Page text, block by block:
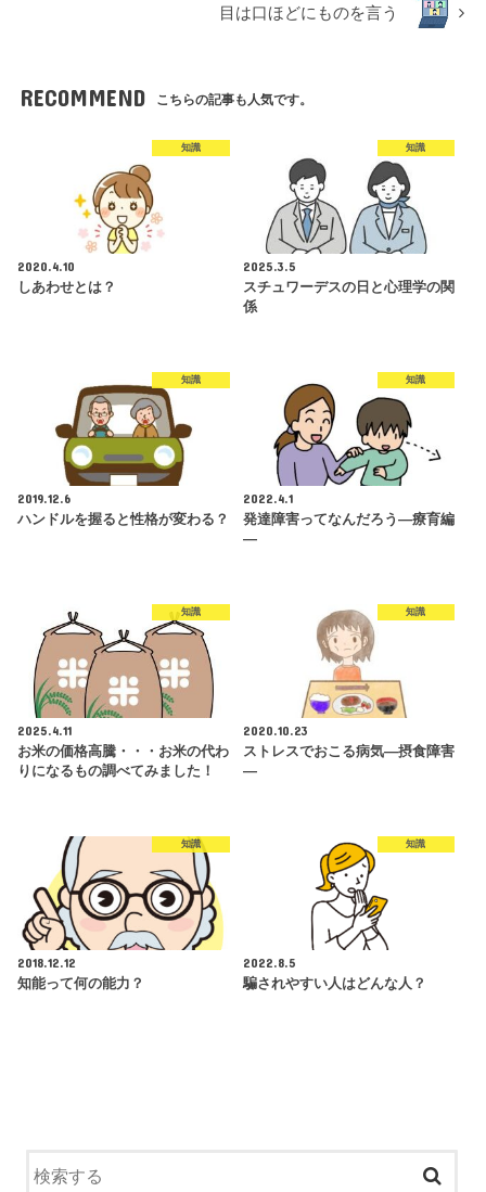
目は口ほどにものを言う
RECOMMEND こちらの記事も人気です。
知識
2020.4.10
しあわせとは？
知識
2025.3.5
スチュワーデスの日と心理学の関
係
知識
2019.12.6
ハンドルを握ると性格が変わる？
知識
2022.4.1
発達障害ってなんだろう―療育編
―
知識
2025.4.11
お米の価格高騰・・・お米の代わ
りになるもの調べてみました！
知識
2020.10.23
ストレスでおこる病気―摂食障害
―
知識
2018.12.12
知能って何の能力？
知識
2022.8.5
騙されやすい人はどんな人？